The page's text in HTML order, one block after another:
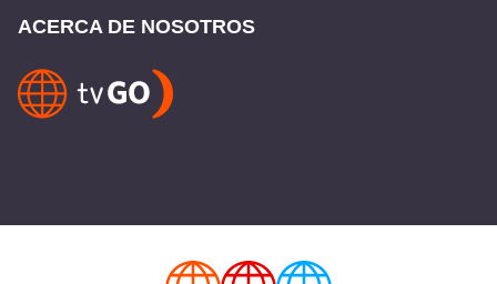
ACERCA DE NOSOTROS